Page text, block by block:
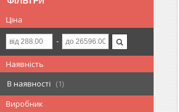
Ціна
Наявність
В наявності
1
Виробник